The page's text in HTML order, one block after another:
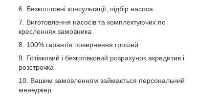
Безкоштовні консультації, підбір насоса
Виготовлення насосів та комплектуючих по
кресленнях замовника
100% гарантія повернення грошей
Готівковий і безготівковий розрахунок акредитив і
розстрочка
Вашим замовленням займається персональний
менеджер